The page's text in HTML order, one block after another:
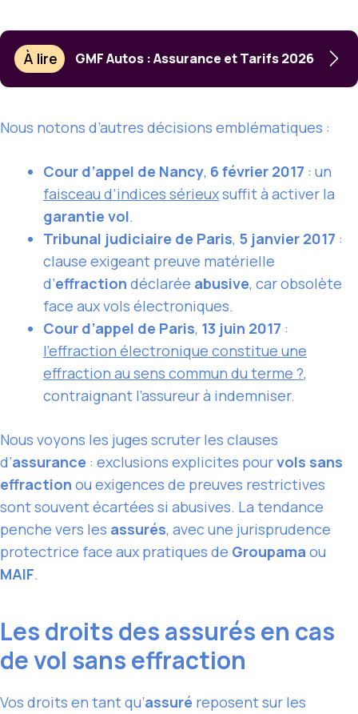
À lire GMF Autos : Assurance et Tarifs 2026
Nous notons d’autres décisions emblématiques :
Cour d’appel de Nancy, 6 février 2017 : un
faisceau d’indices sérieuxsuffit à activer la
garantie vol.
Tribunal judiciaire de Paris, 5 janvier 2017 :
clause exigeant preuve matérielle
d’effraction déclarée abusive, car obsolète
face aux vols électroniques.
Cour d’appel de Paris, 13 juin 2017 :
l’effraction électronique constitue une
effraction au sens commun du terme ?,
contraignant l’assureur à indemniser.
Nous voyons les juges scruter les clauses
d’assurance : exclusions explicites pourvols sans
effraction ou exigences de preuves restrictives
sont souvent écartées si abusives. La tendance
penche vers les assurés, avec une jurisprudence
protectrice face aux pratiques de Groupama ou
MAIF.
Les droits des assurés en cas
de vol sans effraction
Vos droits en tant qu’assuré reposent sur les